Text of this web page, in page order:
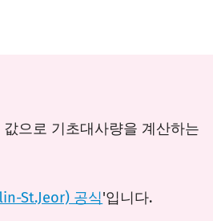
으로 기초대사량을 계산하는
St.Jeor) 공식'입니다.